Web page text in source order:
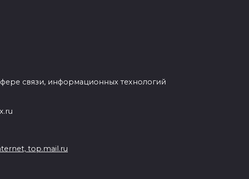
связи, информационных технологий
top.mail.ru